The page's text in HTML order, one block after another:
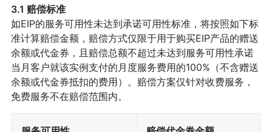
3.1 赔偿标准
如EIP的服务可用性未达到承诺可用性标准，将按照如下标
准计算赔偿金额，赔偿方式仅限于用于购买EIP产品的赠送
余额或代金券，且赔偿总额不超过未达到服务可用性承诺
当月客户就该实例支付的月度服务费用的100%（不含赠送
余额或代金券抵扣的费用）。赔偿方案仅针对收费服务，
免费服务不在赔偿范围内。